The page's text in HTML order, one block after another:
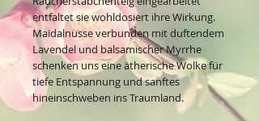
entfaltet sie wohldosiert ihre Wirkung.
Maidalnüsse verbunden mit duftendem
Lavendel und balsamischer Myrrhe
schenken uns eine ätherische Wolke für
tiefe Entspannung und sanftes
hineinschweben ins Traumland.